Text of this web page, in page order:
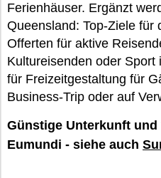
Ferienhäuser. Ergänzt
Queensland: Top-Ziele für
Offerten für aktive
Kultureisenden oder
für Freizeitgestaltung für
Business-Trip oder auf
Günstige Unterkunft
Eumundi - siehe auch